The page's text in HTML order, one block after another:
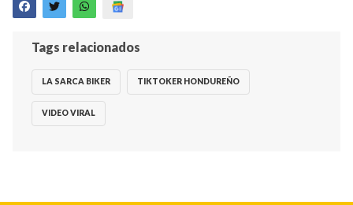
Tags relacionados
LA SARCA BIKER TIKTOKER HONDUREÑO
VIDEO VIRAL